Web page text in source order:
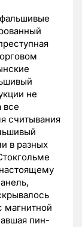
не
все
считывания
в разных
магнитной
пин-